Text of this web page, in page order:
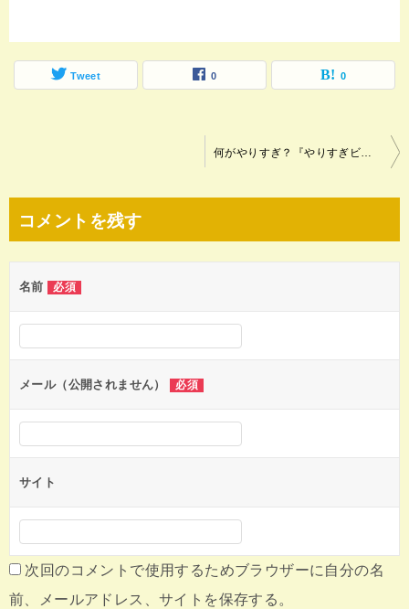
Tweet 0 0
ビ
ゲ
ー
シ
ョ
ン
何がやりすぎ？『やりすぎビーフカレー』美味しい？辛さは？
コメントを残す
名前 必須
メール（公開されません） 必須
サイト
次回のコメントで使用するためブラウザーに自分の名
前、メールアドレス、サイトを保存する。